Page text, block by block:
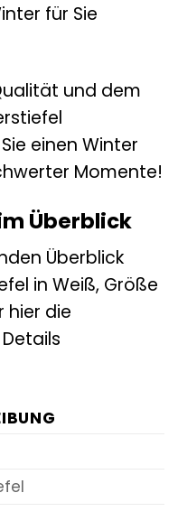
für Sie
und dem
einen Winter
Momente!
Überblick
Überblick
in Weiß, Größe
hier die